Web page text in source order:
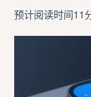
预计阅读时间11